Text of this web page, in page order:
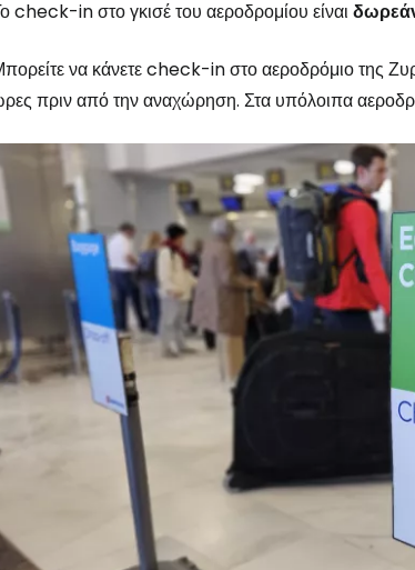
check-in στο γκισέ του αεροδρομίου είναι
να κάνετε check-in στο αεροδρόμιο της
πριν από την αναχώρηση. Στα υπόλοιπα